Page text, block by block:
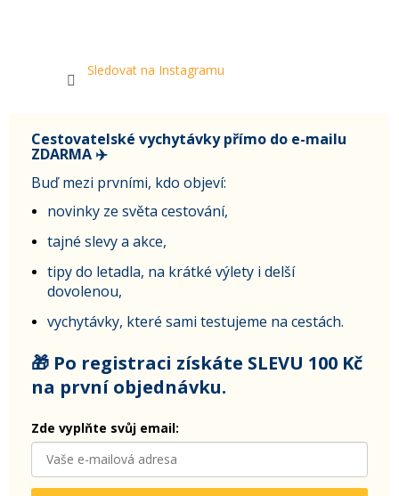
Sledovat na Instagramu
Cestovatelské vychytávky přímo do e-mailu
ZDARMA ✈️
Buď mezi prvními, kdo objeví:
novinky ze světa cestování,
tajné slevy a akce,
tipy do letadla, na krátké výlety i delší
dovolenou,
vychytávky, které sami testujeme na cestách.
🎁 Po registraci získáte SLEVU 100 Kč
na první objednávku.
Zde vyplňte svůj email: